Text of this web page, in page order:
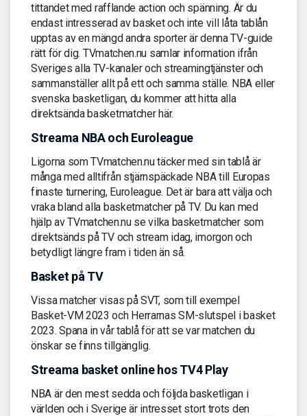
tittandet med rafflande action och spänning. Är du
endast intresserad av basket och inte vill låta tablån
upptas av en mängd andra sporter är denna TV-guide
rätt för dig. TVmatchen.nu samlar information ifrån
Sveriges alla TV-kanaler och streamingtjänster och
sammanställer allt på ett och samma ställe. NBA eller
svenska basketligan, du kommer att hitta alla
direktsända basketmatcher här.
Streama NBA och Euroleague
Ligorna som TVmatchen.nu täcker med sin tablå är
många med alltifrån stjärnspäckade NBA till Europas
finaste turnering, Euroleague. Det är bara att välja och
vraka bland alla basketmatcher på TV. Du kan med
hjälp av TVmatchen.nu se vilka basketmatcher som
direktsänds på TV och stream idag, imorgon och
betydligt längre fram i tiden än så.
Basket på TV
Vissa matcher visas på SVT, som till exempel
Basket-VM 2023 och Herrarnas SM-slutspel i basket
2023. Spana in vår tablå för att se var matchen du
önskar se finns tillgänglig.
Streama basket online hos TV4 Play
NBA är den mest sedda och följda basketligan i
världen och i Sverige är intresset stort trots den